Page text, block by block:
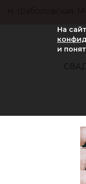
м. Шаболовская,
На
и